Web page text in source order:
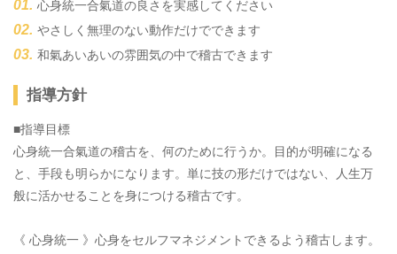
心身統一合氣道の良さを実感してください
やさしく無理のない動作だけでできます
和氣あいあいの雰囲気の中で稽古できます
指導方針
■指導目標
心身統一合氣道の稽古を、何のために行うか。目的が明確になる
と、手段も明らかになります。単に技の形だけではない、人生万
般に活かせることを身につける稽古です。
《 心身統一 》心身をセルフマネジメントできるよう稽古します。